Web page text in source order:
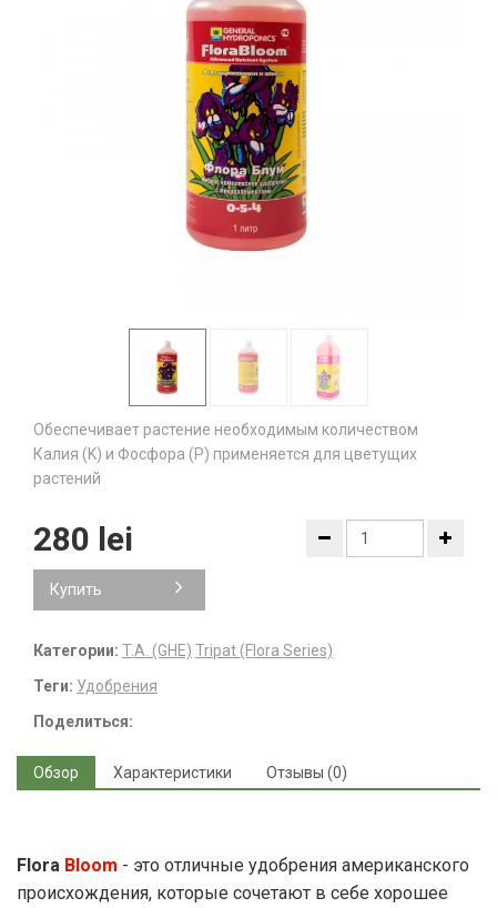
Обеспечивает растение необходимым количеством
Калия (K) и Фосфора (Р) применяется для цветущих
растений
280 lei
Купить
Категории: T.A. (GHE) Tripat (Flora Series)
Теги: Удобрения
Поделиться:
Обзор Характеристики Отзывы (0)
Flora Bloom - это отличные удобрения американского
происхождения, которые сочетают в себе хорошее